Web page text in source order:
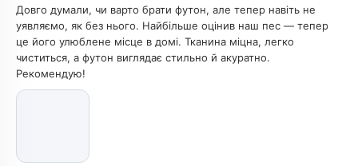
Довго думали, чи варто брати футон, але тепер навіть не
уявляємо, як без нього. Найбільше оцінив наш пес — тепер
це його улюблене місце в домі. Тканина міцна, легко
чиститься, а футон виглядає стильно й акуратно.
Рекомендую!